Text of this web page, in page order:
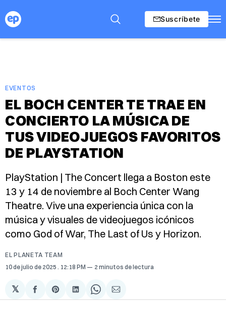
Suscríbete
EVENTOS
EL BOCH CENTER TE TRAE EN
CONCIERTO LA MÚSICA DE
TUS VIDEOJUEGOS FAVORITOS
DE PLAYSTATION
PlayStation | The Concert llega a Boston este
13 y 14 de noviembre al Boch Center Wang
Theatre. Vive una experiencia única con la
música y visuales de videojuegos icónicos
como God of War, The Last of Us y Horizon.
EL PLANETA TEAM
10 de julio de 2025 . 12:18 PM 2 minutos de lectura
𝕏
Compartir
en
Share
on
Compartir
en
Share
on
Compartir
via